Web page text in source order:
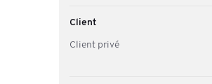
Client
Client privé